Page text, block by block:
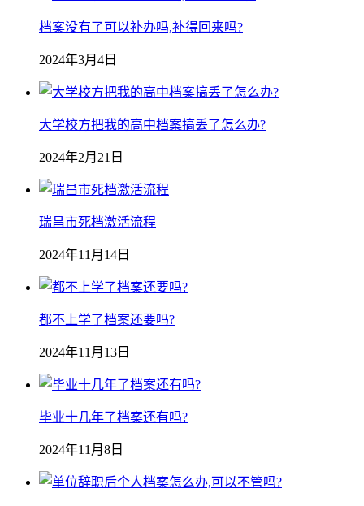
档案没有了可以补办吗,补得回来吗?
2024年3月4日
大学校方把我的高中档案搞丢了怎么办?
2024年2月21日
瑞昌市死档激活流程
2024年11月14日
都不上学了档案还要吗?
2024年11月13日
毕业十几年了档案还有吗?
2024年11月8日